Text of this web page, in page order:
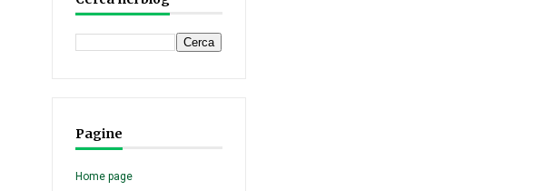
Pagine
Home page